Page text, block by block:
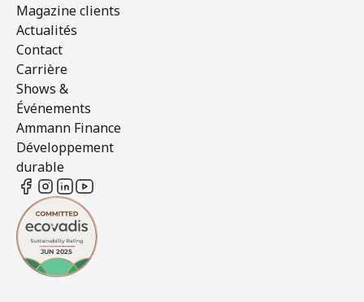
Magazine clients
Actualités
Contact
Carrière
Shows &
Événements
Ammann Finance
Développement
durable